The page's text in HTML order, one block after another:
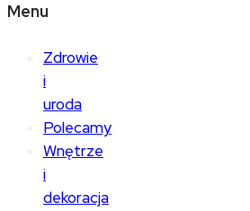
Menu
Zdrowie
i
uroda
Polecamy
Wnętrze
i
dekoracja